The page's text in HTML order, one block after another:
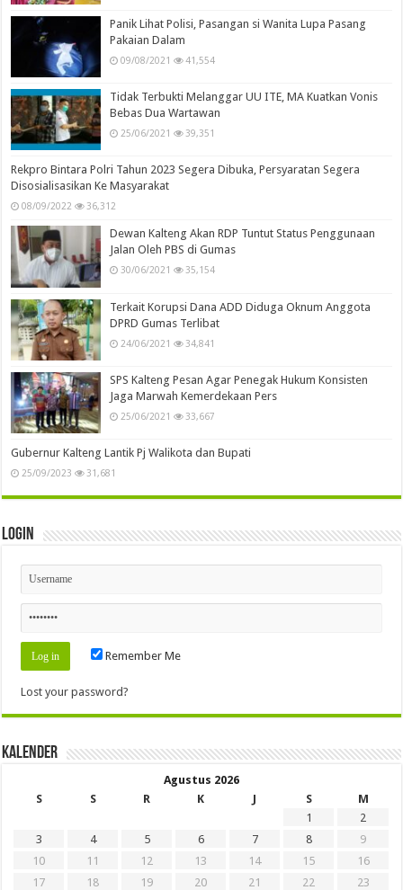
Panik Lihat Polisi, Pasangan si Wanita Lupa Pasang
Pakaian Dalam
09/08/2021 41,554
Tidak Terbukti Melanggar UU ITE, MA Kuatkan Vonis
Bebas Dua Wartawan
25/06/2021 39,351
Rekpro Bintara Polri Tahun 2023 Segera Dibuka, Persyaratan Segera
Disosialisasikan Ke Masyarakat
08/09/2022 36,312
Dewan Kalteng Akan RDP Tuntut Status Penggunaan
Jalan Oleh PBS di Gumas
30/06/2021 35,154
Terkait Korupsi Dana ADD Diduga Oknum Anggota
DPRD Gumas Terlibat
24/06/2021 34,841
SPS Kalteng Pesan Agar Penegak Hukum Konsisten
Jaga Marwah Kemerdekaan Pers
25/06/2021 33,667
Gubernur Kalteng Lantik Pj Walikota dan Bupati
25/09/2023 31,681
Login
Remember Me
Lost your password?
Kalender
Agustus 2026
S
S R K J S
M
1
2
3
4 5 6 7 8
9
10
11 12 13 14 15
16
17
18 19 20 21 22
23